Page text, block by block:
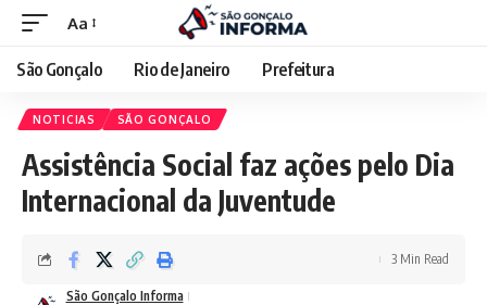
Aa
São Gonçalo Rio de Janeiro Prefeitura
NOTICIAS SÃO GONÇALO
Assistência Social faz ações pelo Dia
Internacional da Juventude
São Gonçalo Informa
3 Min Read